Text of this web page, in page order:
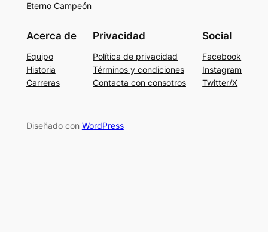
Eterno Campeón
Acerca de
Equipo
Historia
Carreras
Privacidad
Política de privacidad
Términos y condiciones
Contacta con consotros
Social
Facebook
Instagram
Twitter/X
Diseñado con WordPress